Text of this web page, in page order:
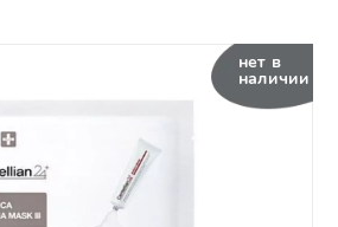
нет в
наличии